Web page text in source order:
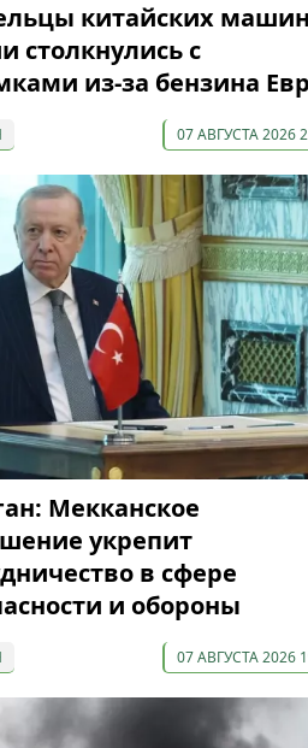
китайских
столкнулись с
из-за бензина
07 АВГУСТА 2026
Мекканское
укрепит
в сфере
и обороны
07 АВГУСТА 2026